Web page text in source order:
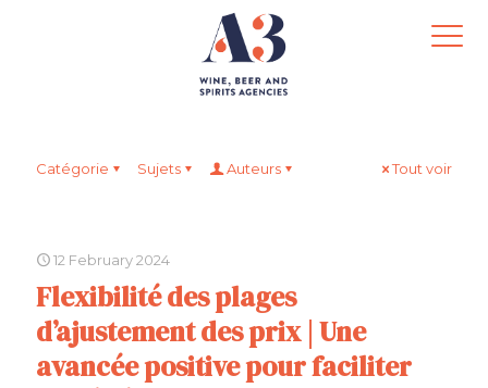
Catégorie Sujets Auteurs Tout voir
12 February 2024
Flexibilité des plages
d’ajustement des prix | Une
avancée positive pour faciliter